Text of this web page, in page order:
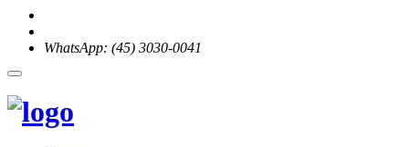
WhatsApp: (45) 3030-0041